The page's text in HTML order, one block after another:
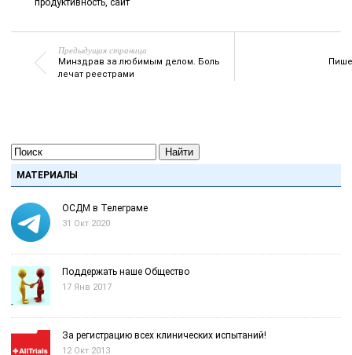
продуктивность, сайт
Предыдущая страница
Минздрав за любимым делом. Боль
лечат реестрами
Найти
МАТЕРИАЛЫ
ОСДМ в Телеграме
31 Окт 2020
Поддержать наше Общество
17 Янв 2017
За регистрацию всех клинических испытаний!
12 Окт 2013